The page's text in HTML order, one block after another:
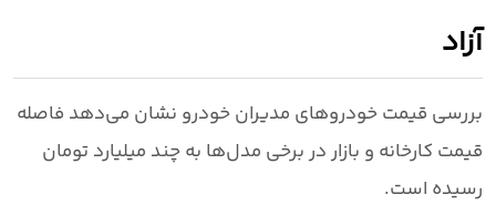
آزاد
بررسی قیمتخودروهای مدیران خودرو نشان می‌دهد فاصله
قیمت کارخانه و بازار در برخی مدل‌ها بهچند میلیارد تومان
رسیده است.